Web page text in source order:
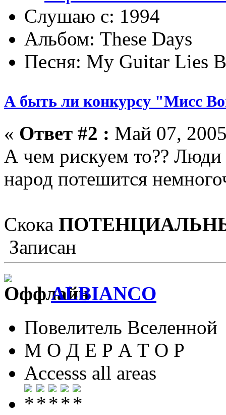
Слушаю с: 1994
Альбом: These Days
Песня: My Guitar Lies
А быть ли конкурсу "Мисс
« Ответ #2 : Май 07,
А чем рискуем то?? Люди
народ потешится
Скока
Записан
ALBIANCO
Повелитель Вселенной
М О Д Е Р А Т О Р
Accesss all areas